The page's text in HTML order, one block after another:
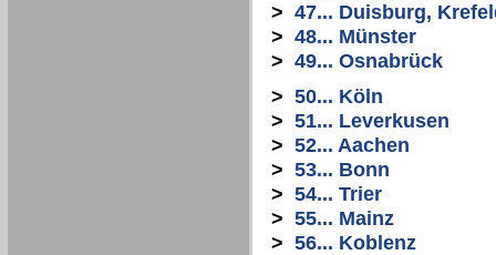
> 47... Duisburg,
> 48... Münster
> 49... Osnabrück
> 50... Köln
> 51... Leverkusen
> 52... Aachen
> 53... Bonn
> 54... Trier
> 55... Mainz
> 56... Koblenz